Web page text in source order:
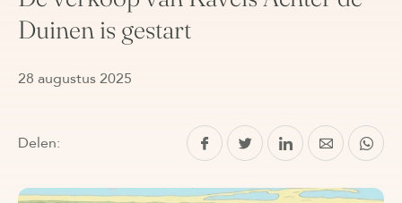
Duinen is gestart
28 augustus 2025
Delen: